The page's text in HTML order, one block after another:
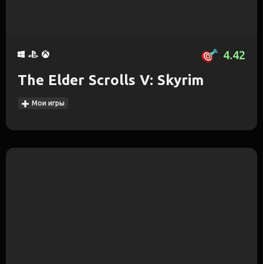
4.42
The Elder Scrolls V: Skyrim
Мои игры